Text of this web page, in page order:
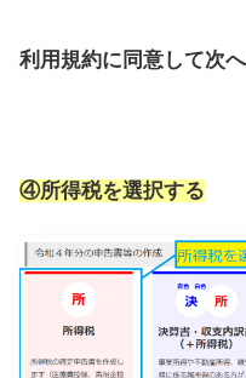
利用規約に同意して次へ
④所得税を選択する